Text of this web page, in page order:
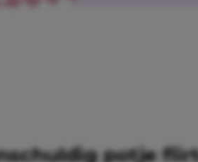
potje